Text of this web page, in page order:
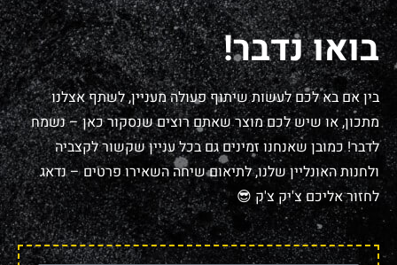
בואו נדבר!
בין אם בא לכם לעשות שיתוף פעולה מעניין, לשתף אצלנו
מתכון, או שיש לכם מוצר שאתם רוצים שנסקור כאן – נשמח
לדבר! כמובן שאנחנו זמינים גם בכל עניין שקשור לקצביה
ולחנות האונליין שלנו, לתיאום שיחה השאירו פרטים – נדאג
לחזור אליכם צ'יק צ'ק 😎